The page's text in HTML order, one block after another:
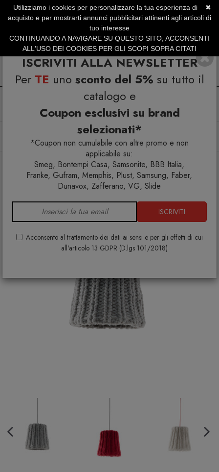
ISCRIVITI ALLA NEWSLETTER
Per TE uno sconto del 5% su tutto il
catalogo e
Coupon esclusivi su brand
selezionati*
*Coupon non cumulabile con altre promo e non
applicabile su:
Smeg, Bontempi Casa, Samsonite, BBB Italia,
Franke, Gufram, Memphis, Plust, Samsung, Faber,
Dunavox, Zafferano, VG, Slide
ISCRIVITI
Acconsento al trattamento dei dati ai sensi e per gli effetti di cui
all'articolo 13 GDPR (D.lgs 101/2018)
SERVIZIO CLIENTI +39.0773.470.562
SUMMER SALES | Fino al 31 Agosto
Illuminazione
Lampade a sospensione
Granny Large lampada a sospensione
✖
Utilizziamo i cookies per personalizzare la tua esperienza di
acquisto e per mostrarti annunci pubblicitari attinenti agli articoli di
tuo interesse
CONTINUANDO A NAVIGARE SU QUESTO SITO, ACCONSENTI
ALL'USO DEI COOKIES PER GLI SCOPI SOPRA CITATI